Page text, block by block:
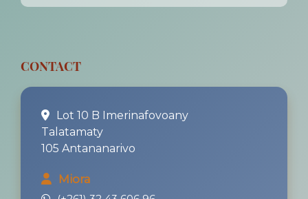
CONTACT
Lot 10 B Imerinafovoany
Talatamaty
105 Antananarivo
Miora